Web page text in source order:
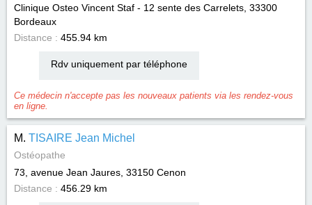
Clinique Osteo Vincent Staf - 12 sente des Carrelets, 33300
Bordeaux
Distance : 455.94 km
Rdv uniquement par téléphone
Ce médecin n'accepte pas les nouveaux patients via les rendez-vous
en ligne.
M. TISAIRE Jean Michel
Ostéopathe
73, avenue Jean Jaures, 33150 Cenon
Distance : 456.29 km